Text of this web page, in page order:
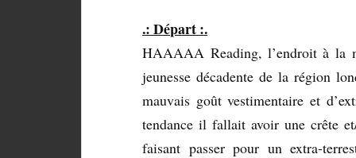
.: Départ :.
HAAAAA Reading, l’endroit à la
jeunesse décadente de la région
mauvais goût vestimentaire et
tendance il fallait avoir une crête
faisant passer pour un extra-